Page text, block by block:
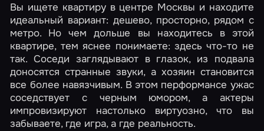
Вы ищете квартиру в центре Москвы и находите
идеальный вариант: дешево, просторно, рядом с
метро. Но чем дольше вы находитесь в этой
квартире, тем яснее понимаете: здесь что-то не
так. Соседи заглядывают в глазок, из подвала
доносятся странные звуки, а хозяин становится
все более навязчивым. В этом перформансе ужас
соседствует с черным юмором, а актеры
импровизируют настолько виртуозно, что вы
забываете, где игра, а где реальность.